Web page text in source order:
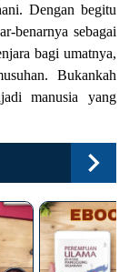
Dengan begitu
benarnya sebagai
bagi umatnya,
Bukankah
manusia yang